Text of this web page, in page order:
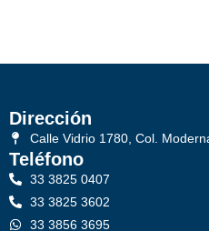
Dirección
Calle Vidrio 1780, Col.
Teléfono
33 3825 0407
33 3825 3602
33 3856 3695